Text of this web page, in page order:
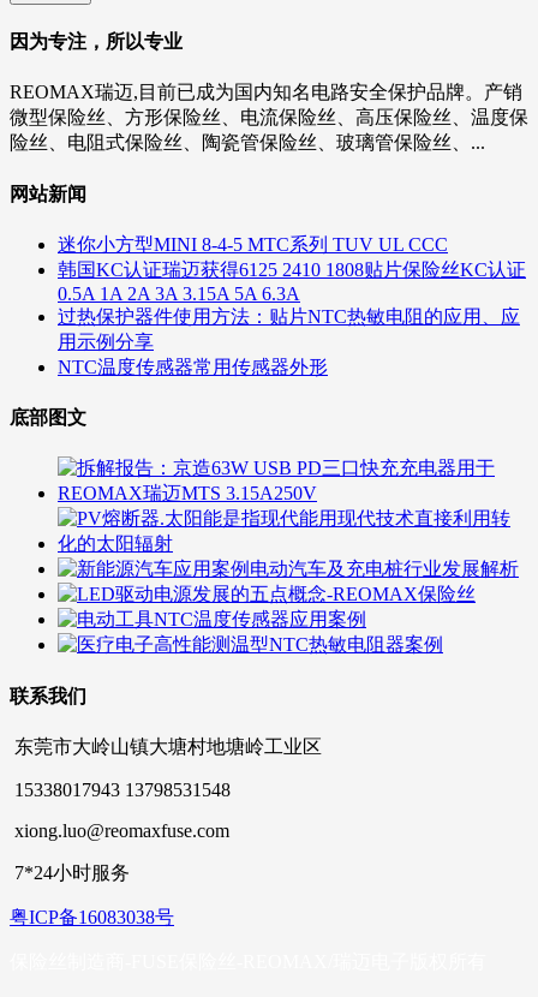
因为专注，所以专业
REOMAX瑞迈,目前已成为国内知名电路安全保护品牌。产销
微型保险丝、方形保险丝、电流保险丝、高压保险丝、温度保
险丝、电阻式保险丝、陶瓷管保险丝、玻璃管保险丝、...
网站新闻
迷你小方型MINI 8-4-5 MTC系列 TUV UL CCC
韩国KC认证瑞迈获得6125 2410 1808贴片保险丝KC认证
0.5A 1A 2A 3A 3.15A 5A 6.3A
过热保护器件使用方法：贴片NTC热敏电阻的应用、应
用示例分享
NTC温度传感器常用传感器外形
底部图文
联系我们
东莞市大岭山镇大塘村地塘岭工业区
15338017943 13798531548
xiong.luo@reomaxfuse.com
7*24小时服务
粤ICP备16083038号